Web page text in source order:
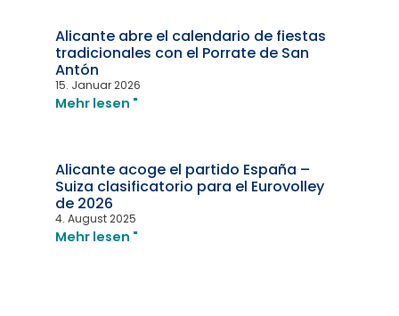
Alicante abre el calendario de fiestas
tradicionales con el Porrate de San
Antón
15. Januar 2026
Mehr lesen "
Alicante acoge el partido España –
Suiza clasificatorio para el Eurovolley
de 2026
4. August 2025
Mehr lesen "